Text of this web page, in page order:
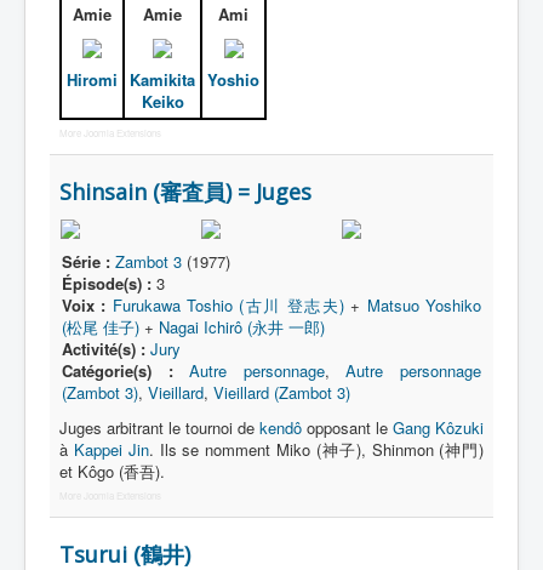
Amie
Hiromi
Amie
Kamikita
Keiko
Ami
Yoshio
More Joomla Extensions
Shinsain (審査員) = Juges
Série : Zambot 3 (1977)
Épisode(s) : 3
Voix : Furukawa Toshio (古川 登志夫)+ Matsuo Yoshiko
(松尾 佳子) + Nagai Ichirô (永井 一郎)
Activité(s) : Jury
Catégorie(s) :
Autre personnage,Autre personnage
(Zambot 3), Vieillard, Vieillard (Zambot 3)
Juges arbitrant le tournoi de kendô opposant le Gang Kôzuki
à Kappei Jin. Ils se nomment Miko (神子), Shinmon (神門)
et Kôgo (香吾).
More Joomla Extensions
Tsurui (鶴井)